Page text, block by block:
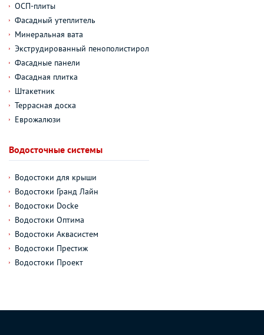
ОСП-плиты
Фасадный утеплитель
Минеральная вата
Экструдированный пенополистирол
Фасадные панели
Фасадная плитка
Штакетник
Террасная доска
Еврожалюзи
Водосточные системы
Водостоки для крыши
Водостоки Гранд Лайн
Водостоки Docke
Водостоки Оптима
Водостоки Аквасистем
Водостоки Престиж
Водостоки Проект